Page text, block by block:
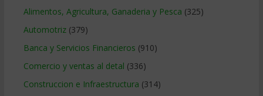
Alimentos, Agricultura, Ganaderia y Pesca (325)
Automotriz(379)
Banca y Servicios Financieros (910)
Comercio y ventas al detal (336)
Construccion e Infraestructura (314)